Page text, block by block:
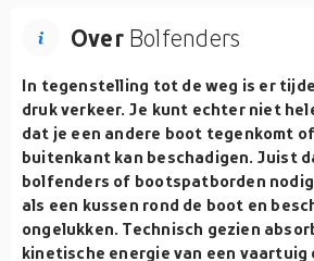
OverBolfenders
In tegenstelling tot de weg is er
druk verkeer. Je kunt echter niet
dat je een andere boot tegenkomt
buitenkant kan beschadigen. Juist
bolfenders of bootspatborden
als een kussen rond de boot en
ongelukken. Technisch gezien
kinetische energie van een